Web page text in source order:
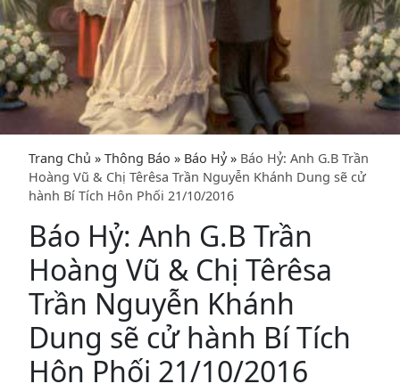
Trang Chủ » Thông Báo » Báo Hỷ» Báo Hỷ: Anh G.B Trần
Hoàng Vũ & Chị Têrêsa Trần Nguyễn Khánh Dung sẽ cử
hành Bí Tích Hôn Phối 21/10/2016
Báo Hỷ: Anh G.B Trần
Hoàng Vũ & Chị Têrêsa
Trần Nguyễn Khánh
Dung sẽ cử hành Bí Tích
Hôn Phối 21/10/2016